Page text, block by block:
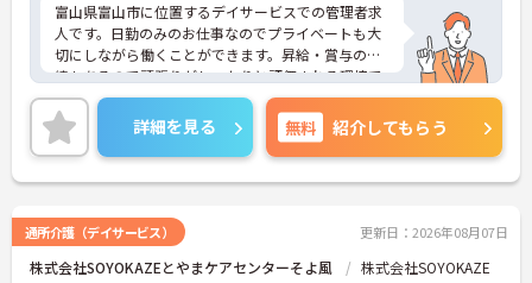
富山県富山市に位置するデイサービスでの管理者求
人です。日勤のみのお仕事なのでプライベートも大
切にしながら働くことができます。昇給・賞与の実
績もあるので頑張りがしっかりと評価される環境で
す。ご興味のある方には、面接対策ポイント等、さ
らに詳細をお話ししますのでお気軽にご相談くださ
い！
詳細を見る 無料 紹介してもらう
通所介護（デイサービス） 更新日：2026年08月07日
株式会社SOYOKAZEとやまケアセンターそよ風 株式会社SOYOKAZE